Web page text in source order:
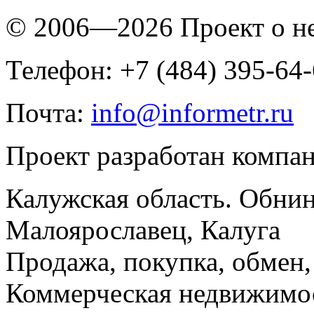
© 2006—2026 Проект о
Телефон: +7 (484) 395-
Почта: info@informetr.ru
Проект разработан
Калужская область.
Малоярославец, Калуга
Продажа, покупка, обмен,
Коммерческая